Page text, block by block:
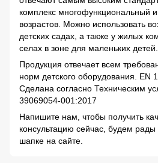
комплекс многофункциональный
возрастов. Можно использовать
детских садах, а также у жилых
селах в зоне для маленьких детей.
Продукция отвечает всем
норм детского оборудования. EN
Сделана согласно Техническим
39069054-001:2017
Напишите нам, чтобы получить
консультацию сейчас, будем
шапке на сайте.